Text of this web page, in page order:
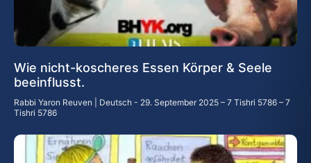
Wie nicht-koscheres Essen Körper & Seele
beeinflusst.
Rabbi Yaron Reuven | Deutsch
29. September 2025 – 7 Tishri 5786 – 7
Tishri 5786